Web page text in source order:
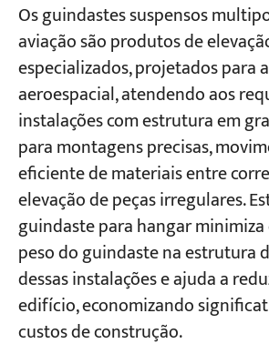
Os guindastes suspensos
aviação são produtos de
especializados, projetados para
aeroespacial, atendendo aos
instalações com estrutura em
para montagens precisas,
eficiente de materiais entre
elevação de peças irregulares.
guindaste para hangar
peso do guindaste na estrutura
dessas instalações e ajuda a
edifício, economizando
custos de construção.